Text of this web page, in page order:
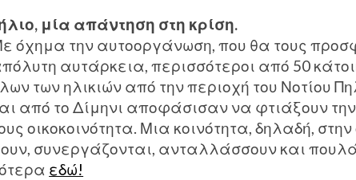
μία απάντηση στη κρίση.
όχημα την αυτοοργάνωση, που θα τους
αυτάρκεια, περισσότεροι από 50
των ηλικιών από την περιοχή του Νοτίου
από το Δίμηνι αποφάσισαν να φτιάξουν την
οικοκοινότητα. Μια κοινότητα, δηλαδή,
συνεργάζονται, ανταλλάσσουν και
εδώ!